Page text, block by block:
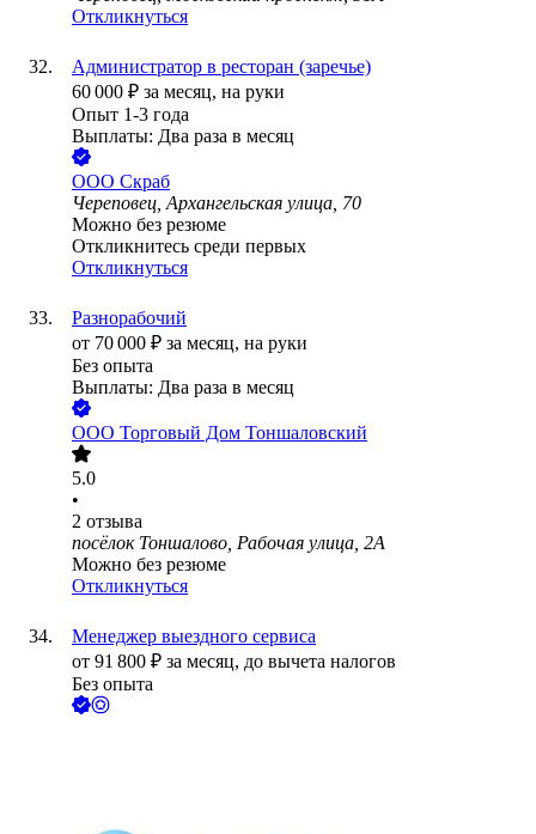
Откликнуться
Администратор в ресторан (заречье)
60 000 ₽ за месяц, на руки
Опыт 1-3 года
Выплаты: Два раза в месяц
ООО Скраб
Череповец, Архангельская улица, 70
Можно без резюме
Откликнитесь среди первых
Откликнуться
Разнорабочий
от 70 000 ₽ за месяц, на руки
Без опыта
Выплаты: Два раза в месяц
ООО Торговый Дом Тоншаловский
5.0
•
2 отзыва
посёлок Тоншалово, Рабочая улица, 2А
Можно без резюме
Откликнуться
Менеджер выездного сервиса
от 91 800 ₽ за месяц, до вычета налогов
Без опыта